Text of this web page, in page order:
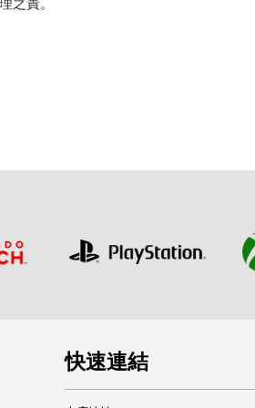
之責。
快速連結